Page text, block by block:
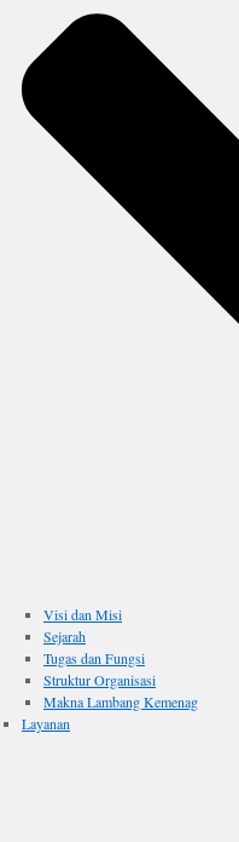
Visi dan Misi
Sejarah
Tugas dan Fungsi
Struktur Organisasi
Makna Lambang Kemenag
Layanan